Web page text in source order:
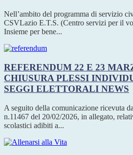
Nell’ambito del programma di servizio
CSVLazio E.T.S. (Centro servizi per il
Insieme per bene...
REFERENDUM 22 E 23
CHIUSURA PLESSI
SEGGI ELETTORALI NEWS
A seguito della comunicazione ricevuta
n.11467 del 20/02/2026, in allegato,
scolastici adibiti a...